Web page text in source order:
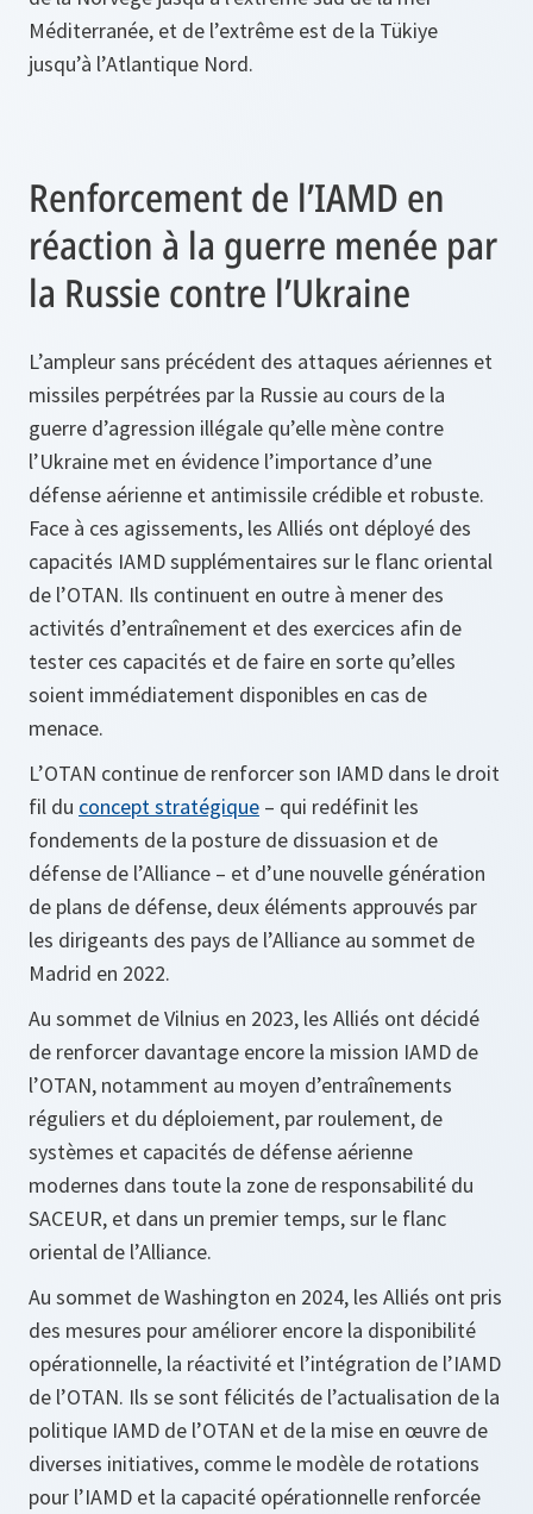
Méditerranée, et de l’extrême est de la Tükiye
jusqu’à l’Atlantique Nord.
Renforcement de l’IAMD en
réaction à la guerre menée par
la Russie contre l’Ukraine
L’ampleur sans précédent des attaques aériennes et
missiles perpétrées par la Russie au cours de la
guerre d’agression illégale qu’elle mène contre
l’Ukraine met en évidence l’importance d’une
défense aérienne et antimissile crédible et robuste.
Face à ces agissements, les Alliés ont déployé des
capacités IAMD supplémentaires sur le flanc oriental
de l’OTAN. Ils continuent en outre à mener des
activités d’entraînement et des exercices afin de
tester ces capacités et de faire en sorte qu’elles
soient immédiatement disponibles en cas de
menace.
L’OTAN continue de renforcer son IAMD dans le droit
fil du concept stratégique – qui redéfinit les
fondements de la posture de dissuasion et de
défense de l’Alliance – et d’une nouvelle génération
de plans de défense, deux éléments approuvés par
les dirigeants des pays de l’Alliance au sommet de
Madrid en 2022.
Au sommet de Vilnius en 2023, les Alliés ont décidé
de renforcer davantage encore la mission IAMD de
l’OTAN, notamment au moyen d’entraînements
réguliers et du déploiement, par roulement, de
systèmes et capacités de défense aérienne
modernes dans toute la zone de responsabilité du
SACEUR, et dans un premier temps, sur le flanc
oriental de l’Alliance.
Au sommet de Washington en 2024, les Alliés ont pris
des mesures pour améliorer encore la disponibilité
opérationnelle, la réactivité et l’intégration de l’IAMD
de l’OTAN. Ils se sont félicités de l’actualisation de la
politique IAMD de l’OTAN et de la mise en œuvre de
diverses initiatives, comme le modèle de rotations
pour l’IAMD et la capacité opérationnelle renforcée